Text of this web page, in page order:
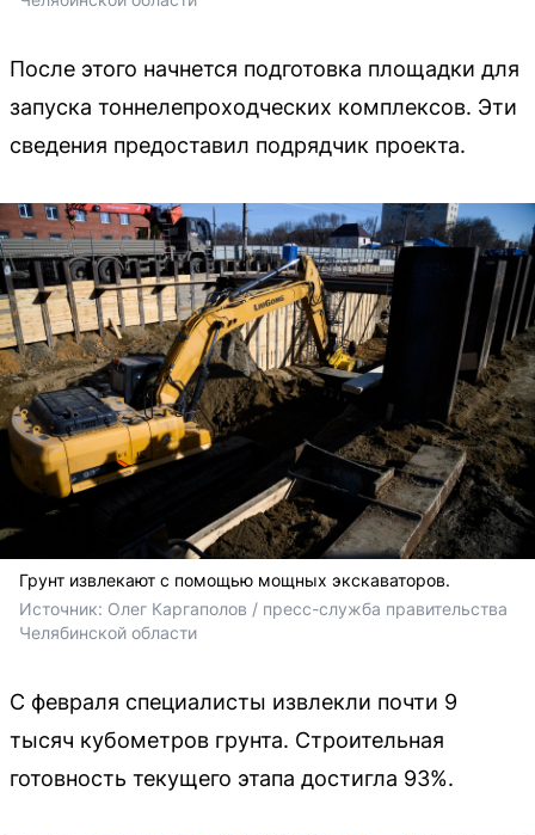
После этого начнется подготовка площадки для
запуска тоннелепроходческих комплексов. Эти
сведения предоставил подрядчик проекта.
Грунт извлекают с помощью мощных экскаваторов.
Источник: Олег Каргаполов / пресс-служба правительства
Челябинской области
С февраля специалисты извлекли почти 9
тысяч кубометров грунта. Строительная
готовность текущего этапа достигла 93%.